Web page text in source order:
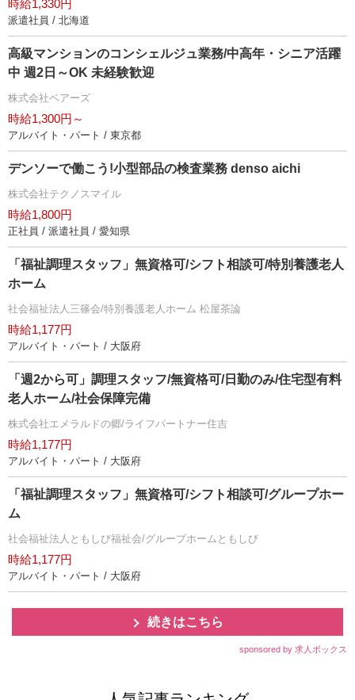
時給1,330円
派遣社員 / 北海道
高級マンションのコンシェルジュ業務/中高年・シニア活躍
中 週2日～OK 未経験歓迎
株式会社ベアーズ
時給1,300円～
アルバイト・パート / 東京都
デンソーで働こう!小型部品の検査業務 denso aichi
株式会社テクノスマイル
時給1,800円
正社員 / 派遣社員 / 愛知県
「福祉調理スタッフ」無資格可/シフト相談可/特別養護老人
ホーム
社会福祉法人三篠会/特別養護老人ホーム 松屋茶論
時給1,177円
アルバイト・パート / 大阪府
「週2から可」調理スタッフ/無資格可/日勤のみ/住宅型有料
老人ホーム/社会保障完備
株式会社エメラルドの郷/ライフパートナー住吉
時給1,177円
アルバイト・パート / 大阪府
「福祉調理スタッフ」無資格可/シフト相談可/グループホー
ム
社会福祉法人ともしび福祉会/グループホームともしび
時給1,177円
アルバイト・パート / 大阪府
続きはこちら
sponsored by 求人ボックス